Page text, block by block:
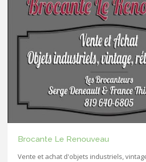
Brocante Le Renouveau
Vente et achat d'objets industriels,